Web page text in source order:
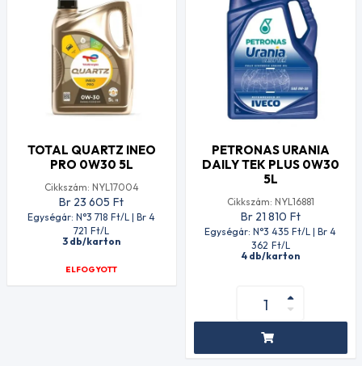
TOTAL QUARTZ INEO
PRO 0W30 5L
Cikkszám: NYL17004
Br 23 605 Ft
Egységár: N°3 718 Ft/L | Br 4
721 Ft/L
3 db/karton
ELFOGYOTT
PETRONAS URANIA
DAILY TEK PLUS 0W30
5L
Cikkszám: NYL16881
Br 21 810 Ft
Egységár: N°3 435 Ft/L | Br 4
362 Ft/L
4 db/karton